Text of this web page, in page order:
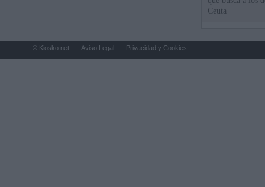
Ceuta
© Kiosko.net Aviso Legal Privacidad y Cookies